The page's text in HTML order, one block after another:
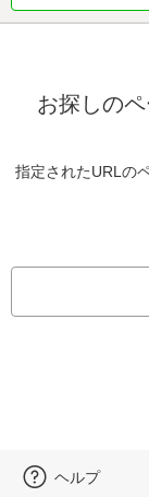
お探しの
指定されたURLの
ヘルプ